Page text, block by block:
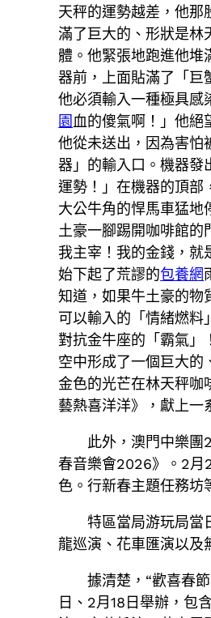
天秤的運勢越差，他那
滿了巨大的、形狀是林
體。他緊張地跑進他堆
器前，上面貼滿了「巨
他必須輸入一種極具感
園 血的傻氣啊！」他絕
他從未送出，因為害怕
器」的輸入口。機器發
運勢！」在機器的頂部
大公牛角的悍馬車猛
土豪一腳踢開咖啡館
我主宰！我的金錢，就
始下起了荒謬的包養網
知道，如果牛土豪的物
可以輸入的「情緒燃料
對抗金牛座的「霸氣」
空中形成了一個巨大的
金色的光芒在林天秤咖
藝熱喜洋洋》，獻上一
此外，澳門中樂團
春音樂會2026》。2月
色。行新春主題任務坊
特區當局游玩局當
龍巡演、花車匯演以及
據清楚，“歡喜春
日、2月18日舉辦，包